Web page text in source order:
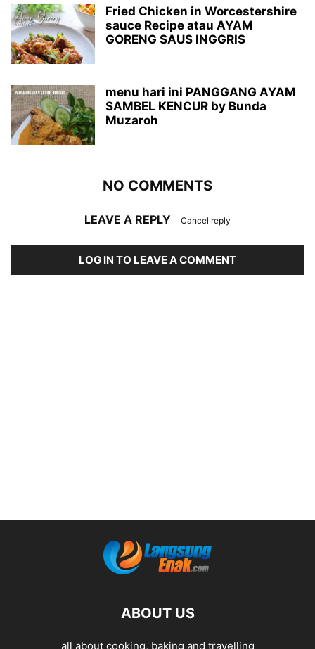
Fried Chicken in Worcestershire
sauce Recipe atau AYAM
GORENG SAUS INGGRIS
menu hari ini PANGGANG AYAM
SAMBEL KENCUR by Bunda
Muzaroh
NO COMMENTS
LEAVE A REPLY Cancel reply
LOG IN TO LEAVE A COMMENT
ABOUT US
all about cooking, baking and travelling